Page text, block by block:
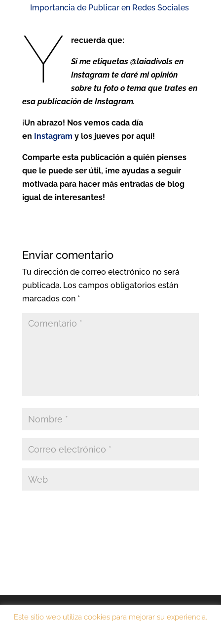
Importancia de Publicar en Redes Sociales
Y recuerda que:
Si me etiquetas @laiadivols en
Instagram te daré mi opinión
sobre tu foto o tema que trates en
esa publicación de Instagram.
¡Un abrazo! Nos vemos cada día
en Instagram y los jueves por aquí!
Comparte esta publicación a quién pienses
que le puede ser útil, ¡me ayudas a seguir
motivada para hacer más entradas de blog
igual de interesantes!
Enviar comentario
Tu dirección de correo electrónico no será
publicada. Los campos obligatorios están
marcados con *
Este sitio web utiliza cookies para mejorar su experiencia.